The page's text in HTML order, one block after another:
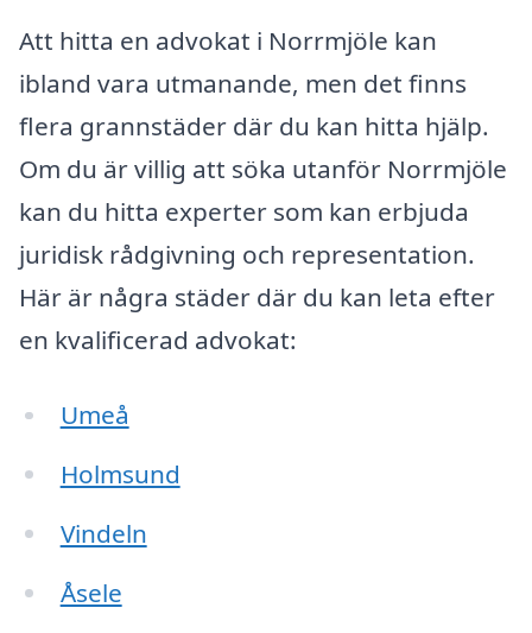
Att hitta en advokat i Norrmjöle kan
ibland vara utmanande, men det finns
flera grannstäder där du kan hitta hjälp.
Om du är villig att söka utanför Norrmjöle
kan du hitta experter som kan erbjuda
juridisk rådgivning och representation.
Här är några städer där du kan leta efter
en kvalificerad advokat:
Umeå
Holmsund
Vindeln
Åsele